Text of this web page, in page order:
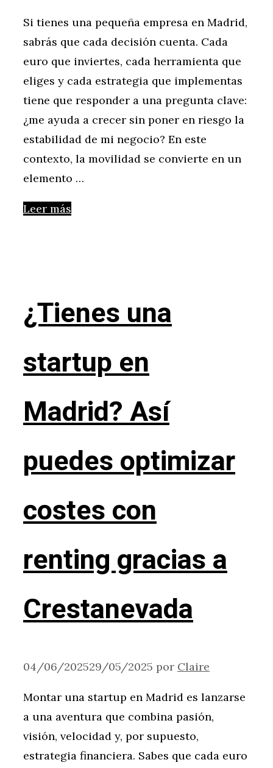
Si tienes una pequeña empresa en Madrid,
sabrás que cada decisión cuenta. Cada
euro que inviertes, cada herramienta que
eliges y cada estrategia que implementas
tiene que responder a una pregunta clave:
¿me ayuda a crecer sin poner en riesgo la
estabilidad de mi negocio? En este
contexto, la movilidad se convierte en un
elemento …
Leer más
¿Tienes una
startup en
Madrid? Así
puedes optimizar
costes con
renting gracias a
Crestanevada
04/06/202529/05/2025 por Claire
Montar una startup en Madrid es lanzarse
a una aventura que combina pasión,
visión, velocidad y, por supuesto,
estrategia financiera. Sabes que cada euro